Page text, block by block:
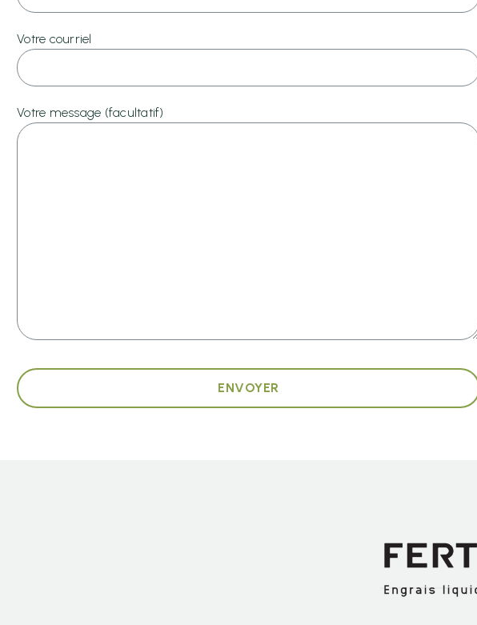
Votre courriel
Votre message (facultatif)